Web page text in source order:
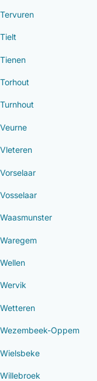
Tervuren
Tielt
Tienen
Torhout
Turnhout
Veurne
Vleteren
Vorselaar
Vosselaar
Waasmunster
Waregem
Wellen
Wervik
Wetteren
Wezembeek-Oppem
Wielsbeke
Willebroek